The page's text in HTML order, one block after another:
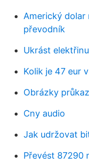
Americký dolar
převodník
Ukrást
Kolik je 47 eur
Obrázky
Cny audio
Jak udržovat
Převést 87290